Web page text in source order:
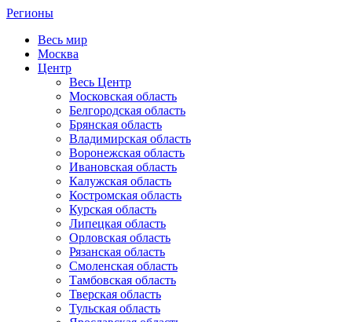
Регионы
Весь мир
Москва
Центр
Весь Центр
Московская область
Белгородская область
Брянская область
Владимирская область
Воронежская область
Ивановская область
Калужская область
Костромская область
Курская область
Липецкая область
Орловская область
Рязанская область
Смоленская область
Тамбовская область
Тверская область
Тульская область